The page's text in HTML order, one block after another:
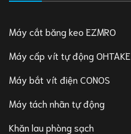
Máy cắt băng keo EZMRO
Máy cấp vít tự động OHTAKE
Máy bắt vít điện CONOS
Máy tách nhãn tự động
Khăn lau phòng sạch